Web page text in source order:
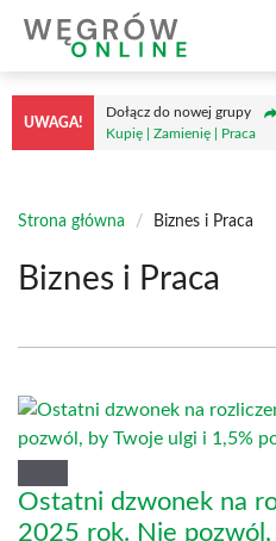
treści
UWAGA!
Dołącz do nowej grupy
Kupię | Zamienię | Praca
Strona główna / Biznes i Praca
Biznes i Praca
Ostatni dzwonek na
2025 rok. Nie